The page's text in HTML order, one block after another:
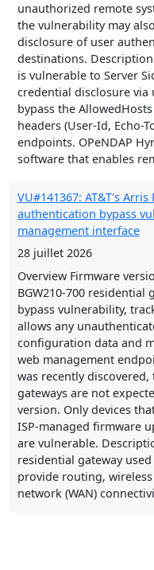
unauthorized remote
the vulnerability may
disclosure of user
destinations. Description
is vulnerable to Server
credential disclosure via
bypass the
headers (User-Id, Echo-
endpoints. OPeNDAP
software that enables
VU#141367: AT&T's
authentication bypass
management interface
28 juillet 2026
Overview Firmware
BGW210-700
bypass vulnerability,
allows any
configuration data and
web management
was recently
gateways are not
version. Only devices
ISP-managed firmware
are vulnerable.
residential gateway
provide routing,
network (WAN)